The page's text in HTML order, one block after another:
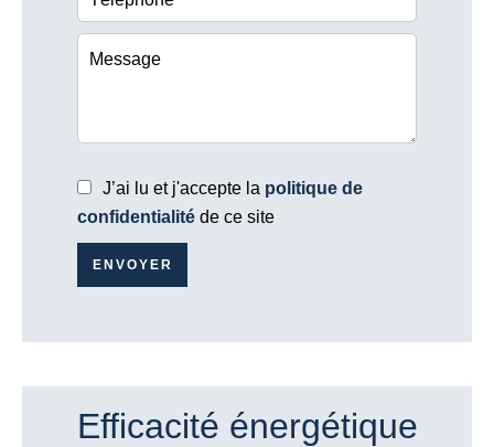
J’ai lu et j'accepte la politique de
confidentialité de ce site
ENVOYER
Efficacité énergétique